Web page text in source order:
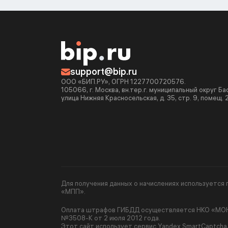
support@bip.ru
ООО «БИП.РУ», ОГРН 1227700720576.
105066, г. Москва, вн.тер.г. муниципальный округ
улица Нижняя Красносельская, д. 35, стр. 9, помещ.
Для получения данных о начислениях
«МПП».
Оплата штрафов ГИБДД осуществляется НКО
№3508-К от 2 июля 2012 года.
Этот сайт использует сервис Yandex